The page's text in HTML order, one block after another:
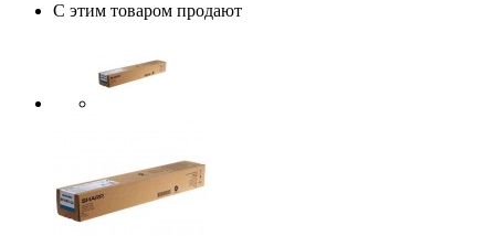
С этим товаром продают